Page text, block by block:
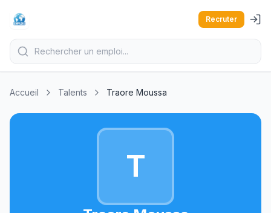
Recruter
Accueil Talents Traore Moussa
T